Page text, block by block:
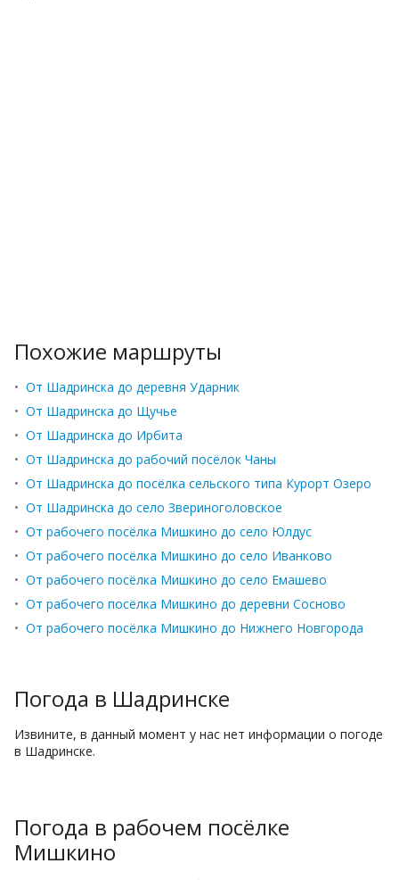
Похожие маршруты
• От Шадринска до деревня Ударник
• От Шадринска до Щучье
• От Шадринска до Ирбита
• От Шадринска до рабочий посёлок Чаны
• От Шадринска до посёлка сельского типа Курорт Озеро
• От Шадринска до село Звериноголовское
• От рабочего посёлка Мишкино до село Юлдус
• От рабочего посёлка Мишкино до село Иванково
• От рабочего посёлка Мишкино до село Емашево
• От рабочего посёлка Мишкино до деревни Сосново
• От рабочего посёлка Мишкино до Нижнего Новгорода
Погода в Шадринске
Извините, в данный момент у нас нет информации о погоде
в Шадринске.
Погода в рабочем посёлке
Мишкино